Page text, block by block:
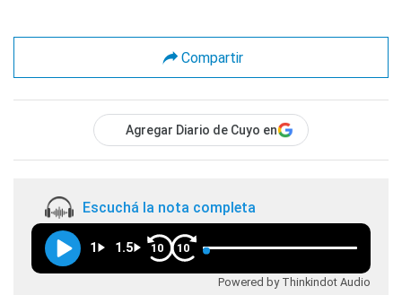
Compartir
Agregar Diario de Cuyo en
Escuchá la nota completa
1 1.5 10 10
Powered by Thinkindot Audio